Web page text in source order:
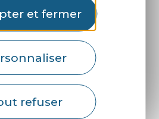
et fermer
refuser